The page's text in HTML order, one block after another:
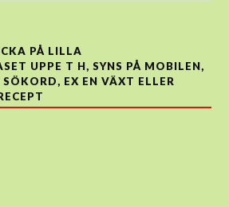
PÅ LILLA
UPPE T H, SYNS PÅ MOBILEN,
EX EN VÄXT ELLER